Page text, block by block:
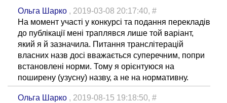
Ольга Шарко , 2019-03-08 20:17:40, #
На момент участі у конкурсі та подання перекладів
до публікації мені траплявся лише той варіант,
який я й зазначила. Питання транслітерацій
власних назв досі вважається суперечним, попри
встановлені норми. Тому я орієнтуюся на
поширену (узусну) назву, а не на нормативну.
Ольга Шарко , 2019-08-15 19:18:50, #